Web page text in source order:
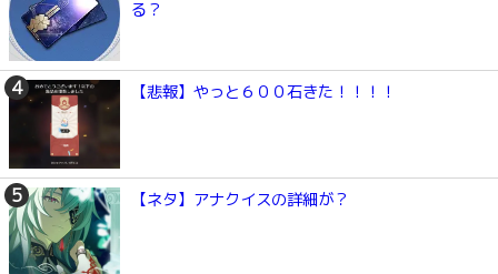
る？
【悲報】やっと６００石きた！！！！
【ネタ】アナクイスの詳細が？